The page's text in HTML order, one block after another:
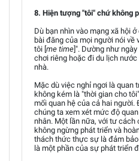
8. Hiện tượng "tôi" chứ không
Dù bạn nhìn vào mạng xã hội
bài đăng của mọi người nói
tôi [me time]". Dường như
chơi riêng hoặc đi du lịch
nhà.
Mặc dù việc nghỉ ngơi là quan
không kém là "thời gian cho
mối quan hệ của cả hai
chúng ta xem xét mức độ
nhân. Một lần nữa, với tư cách
không ngừng phát triển và
thách thức thực sự là đảm
là một phần của sự phát triển